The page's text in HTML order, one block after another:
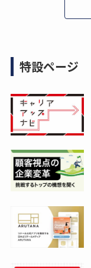
特設ページ